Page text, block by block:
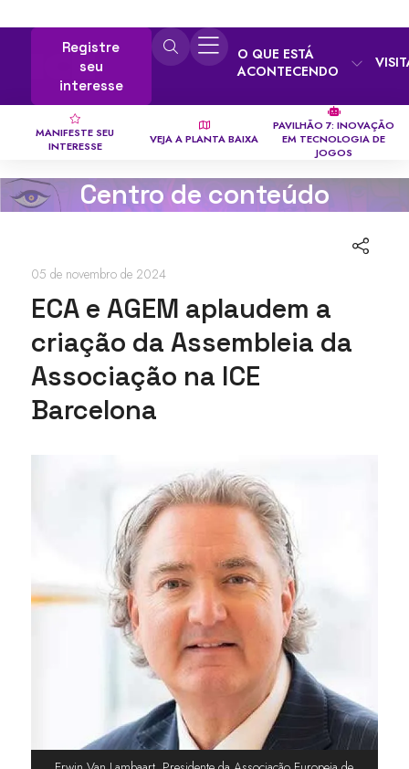
Registre
seu
interesse
O QUE ESTÁ
ACONTECENDO
MANIFESTE SEU
INTERESSE
VEJA A PLANTA BAIXA
PAVILHÃO 7: INOVAÇÃO
EM TECNOLOGIA DE
JOGOS
Centro de conteúdo
05 de novembro de 2024
ECA e AGEM aplaudem a
criação da Assembleia da
Associação na ICE
Barcelona